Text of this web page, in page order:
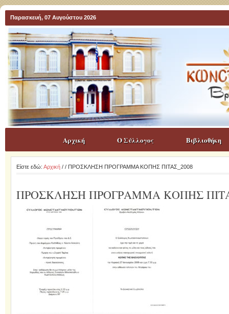
Παρασκευή, 07 Αυγούστου 2026
Αρχική Ο Σύλλογος Βιβλιοθήκη
Είστε εδώ: Αρχική/ / ΠΡΟΣΚΛΗΣΗ ΠΡΟΓΡΑΜΜΑ ΚΟΠΗΣ ΠΙΤΑΣ_2008
ΠΡΟΣΚΛΗΣΗ ΠΡΟΓΡΑΜΜΑ ΚΟΠΗΣ